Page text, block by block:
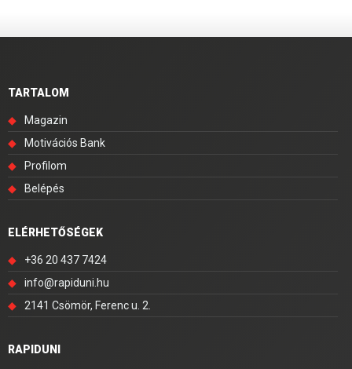
TARTALOM
◆
Magazin
◆
Motivációs Bank
◆
Profilom
◆
Belépés
ELÉRHETŐSÉGEK
◆
+36 20 437 7424
◆
info@rapiduni.hu
◆
2141 Csömör, Ferenc u. 2.
RAPIDUNI